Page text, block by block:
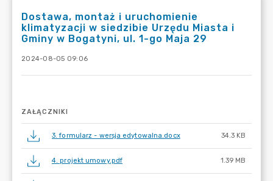
Dostawa, montaż i uruchomienie
klimatyzacji w siedzibie Urzędu Miasta i
Gminy w Bogatyni, ul. 1-go Maja 29
2024-08-05 09:06
ZAŁĄCZNIKI
3. formularz - wersja edytowalna.docx 34.3 KB
4. projekt umowy.pdf 1.39 MB